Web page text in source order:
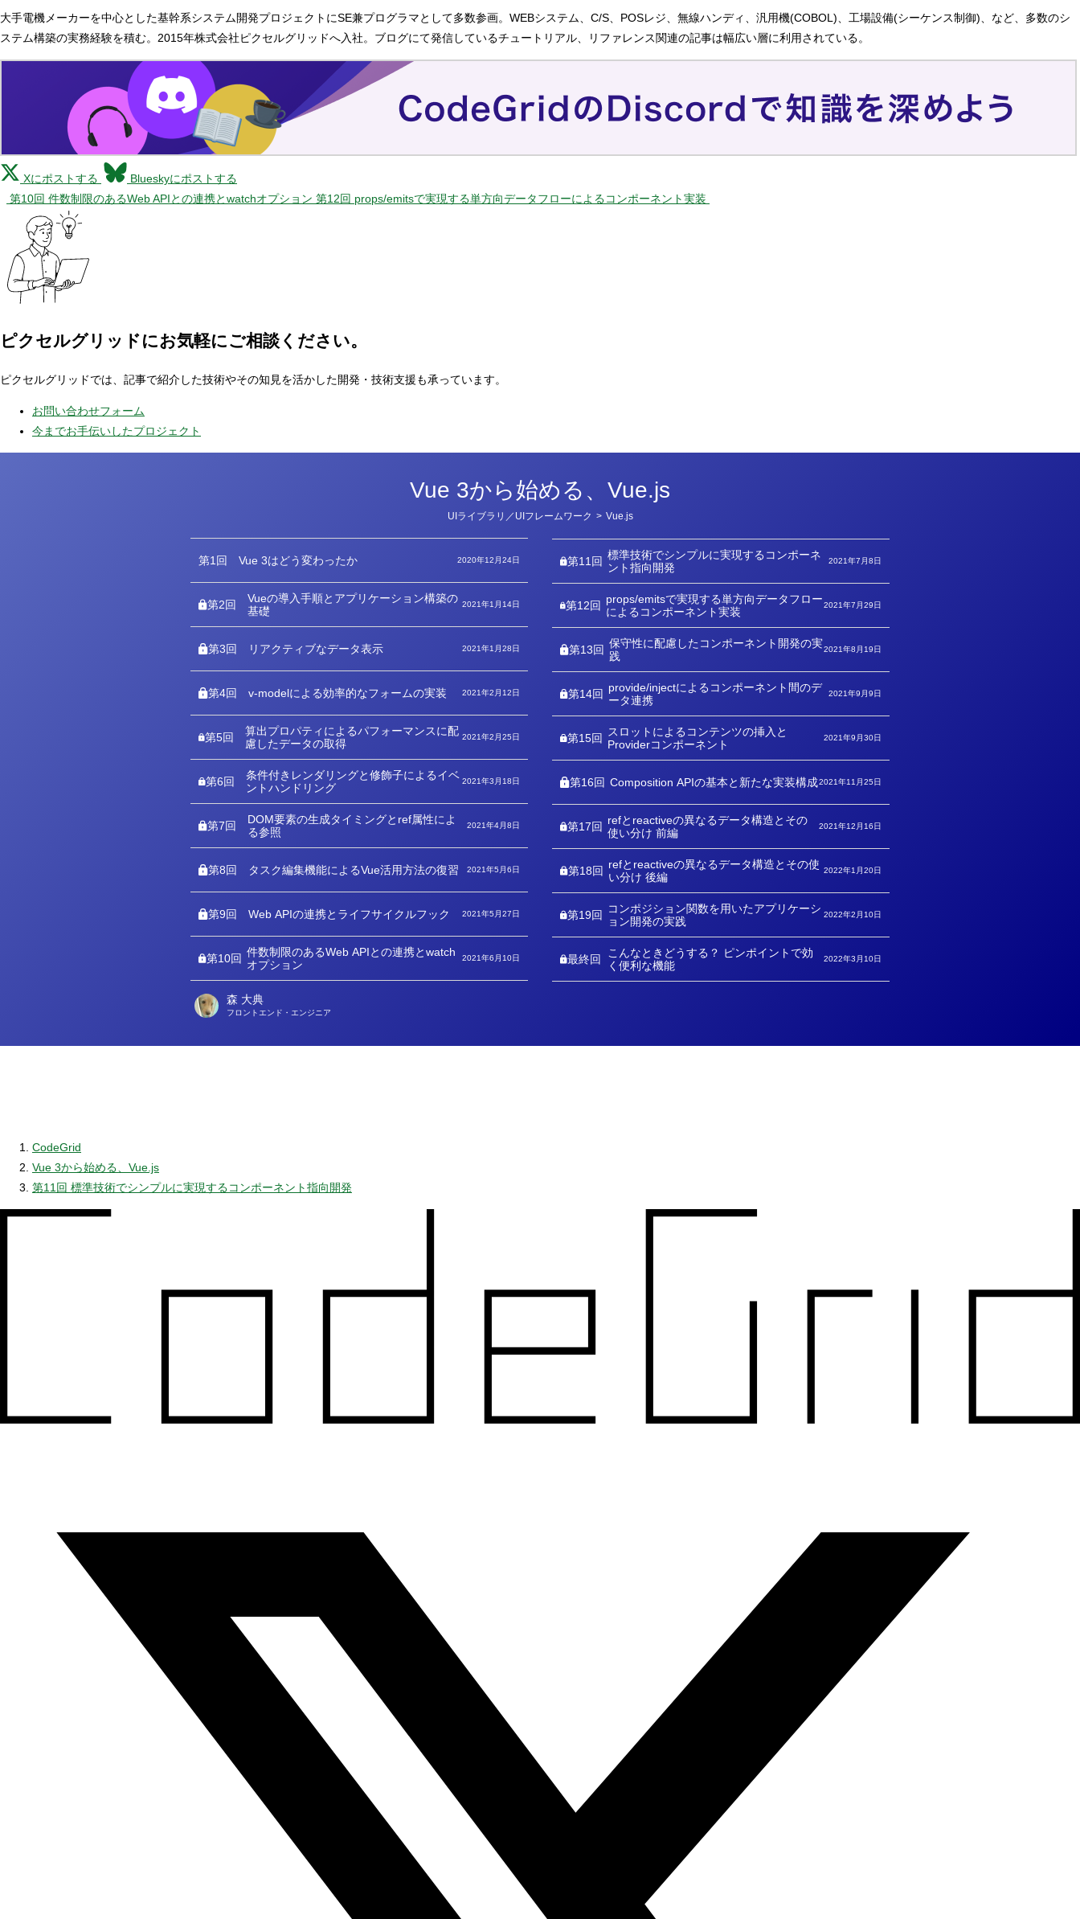
大手電機メーカーを中心とした基幹系システム開発プロジェクトにSE兼プログラマとして多数参画。WEBシステム、C/S、POSレジ、無線ハンディ、汎用機(COBOL)、工場設備(シーケンス制御)、など、多数のシ
ステム構築の実務経験を積む。2015年株式会社ピクセルグリッドへ入社。ブログにて発信しているチュートリアル、リファレンス関連の記事は幅広い層に利用されている。
Xにポストする
Blueskyにポストする
第10回 件数制限のあるWeb APIとの連携とwatchオプション 第12回 props/emitsで実現する単方向データフローによるコンポーネント実装
ピクセルグリッドにお気軽にご相談ください。
ピクセルグリッドでは、記事で紹介した技術やその知見を活かした開発・技術支援も承っています。
お問い合わせフォーム
今までお手伝いしたプロジェクト
Vue 3から始める、Vue.js
カ
ゴ
UIライブラリ／UIフレームワーク > Vue.js
第1回 Vue 3はどう変わったか 2020年12月24日
第2回
Vueの導入手順とアプリケーション構築の
基礎
2021年1月14日
第3回 リアクティブなデータ表示 2021年1月28日
第4回 v-modelによる効率的なフォームの実装 2021年2月12日
第5回
算出プロパティによるパフォーマンスに配
慮したデータの取得
2021年2月25日
第6回
条件付きレンダリングと修飾子によるイベ
ントハンドリング
2021年3月18日
第7回
DOM要素の生成タイミングとref属性によ
る参照
2021年4月8日
第8回 タスク編集機能によるVue活用方法の復習 2021年5月6日
第9回 Web APIの連携とライフサイクルフック 2021年5月27日
第10回 件数制限のあるWeb APIとの連携とwatch
オプション
2021年6月10日
第11回 標準技術でシンプルに実現するコンポーネ
ント指向開発
2021年7月8日
第12回 props/emitsで実現する単方向データフロー
によるコンポーネント実装
2021年7月29日
第13回 保守性に配慮したコンポーネント開発の実
践
2021年8月19日
第14回 provide/injectによるコンポーネント間のデ
ータ連携
2021年9月9日
第15回 スロットによるコンテンツの挿入と
Providerコンポーネント
2021年9月30日
第16回 Composition APIの基本と新たな実装構成2021年11月25日
第17回 refとreactiveの異なるデータ構造とその
使い分け 前編
2021年12月16日
第18回 refとreactiveの異なるデータ構造とその使
い分け 後編
2022年1月20日
第19回 コンポジション関数を用いたアプリケーシ
ョン開発の実践
2022年2月10日
最終回
こんなときどうする？ ピンポイントで効
く便利な機能
2022年3月10日
著
森 大典
フロントエンド・エンジニア
CodeGrid
Vue 3から始める、Vue.js
第11回 標準技術でシンプルに実現するコンポーネント指向開発